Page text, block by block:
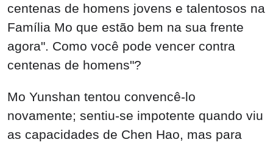
centenas de homens jovens e talentosos na
Família Mo que estão bem na sua frente
agora". Como você pode vencer contra
centenas de homens"?
Mo Yunshan tentou convencê-lo
novamente; sentiu-se impotente quando viu
as capacidades de Chen Hao, mas para